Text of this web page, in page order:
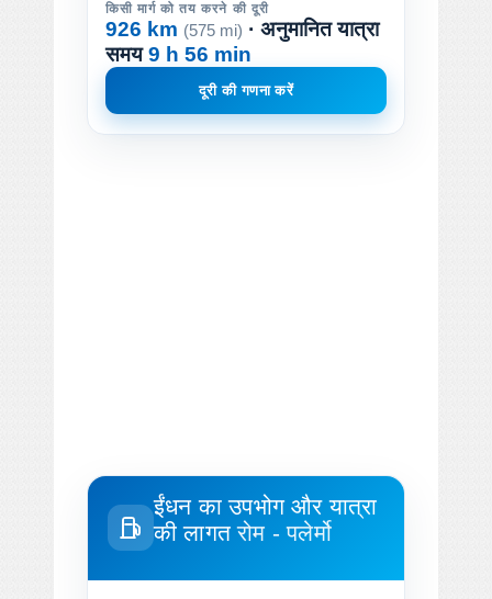
किसी मार्ग को तय करने की दूरी
926 km (575 mi) · अनुमानित यात्रा
समय9 h 56 min
दूरी की गणना करें
ईंधन का उपभोग और यात्रा
की लागतरोम - पलेर्मो